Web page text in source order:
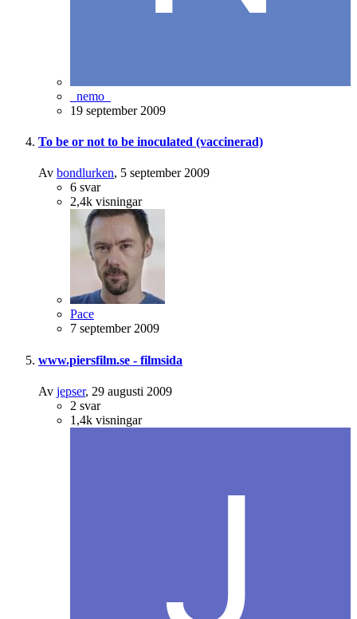
_nemo_
19 september 2009
To be or not to be inoculated (vaccinerad)
Av bondlurken, 5 september 2009
6 svar
2,4k visningar
Pace
7 september 2009
www.piersfilm.se - filmsida
Av jepser, 29 augusti 2009
2 svar
1,4k visningar